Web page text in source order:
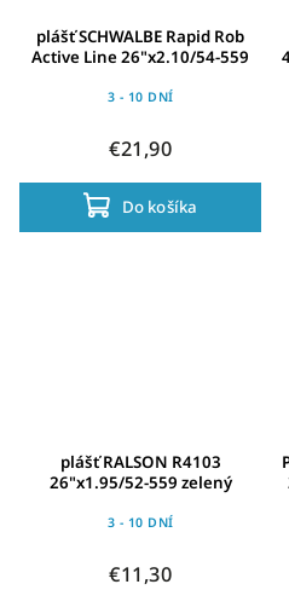
plášť SCHWALBE Rapid Rob
Active Line 26"x2.10/54-559
3 - 10 DNÍ
€21,90
Do košíka
plášť RALSON R4103
26"x1.95/52-559 zelený
3 - 10 DNÍ
€11,30